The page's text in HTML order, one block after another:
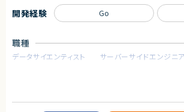
※本業に合わせて柔軟に調整が可能
※現在ご参画されている講師の方々は月1~4回程度
・稼働時間帯：平日日中（9:30~17:30）
※講座のほとんどが自宅からのオンライン形式のため
本です。
- 受講者からの質問の対応や、トラブルが発生した
- グループワークなどを行う際に、進捗の確認や技術
職種
データサイエンティスト サーバーサイドエンジニア
テクノロジーを活用し、法務業務の効率化・自動化を
開発経験 Go